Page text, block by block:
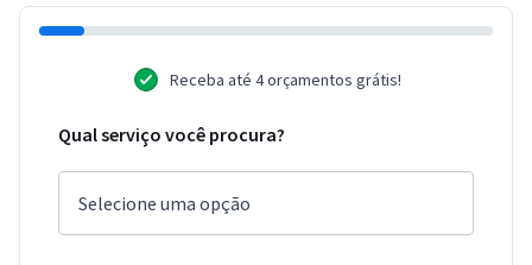
Receba até 4 orçamentos grátis!
Qual serviço você procura?